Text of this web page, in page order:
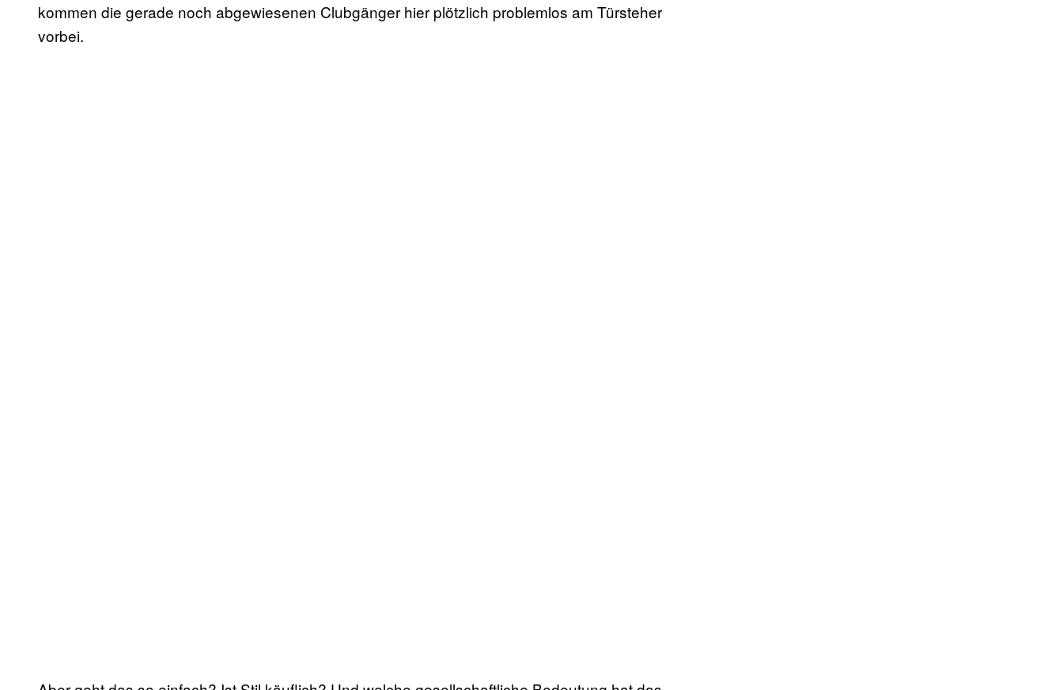
kommen die gerade noch abgewiesenen Clubgänger hier plötzlich problemlos am Türsteher
vorbei.